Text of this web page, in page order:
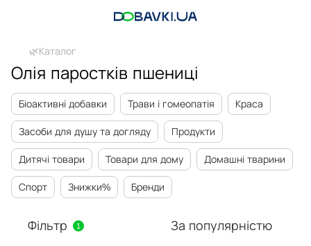
🌿Каталог
Олія паростків пшениці
Біоактивні добавки Трави і гомеопатія Краса
Засоби для душу та догляду Продукти
Дитячі товари Товари для дому Домашні тварини
Спорт Знижки% Бренди
Фільтр 1 За популярністю